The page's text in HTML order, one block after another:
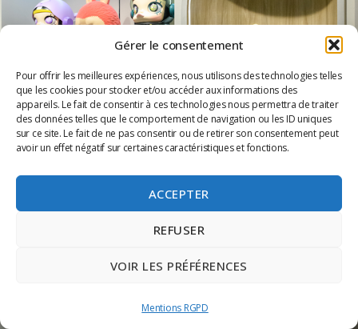
Gérer le consentement
Pour offrir les meilleures expériences, nous utilisons des technologies telles
que les cookies pour stocker et/ou accéder aux informations des
appareils. Le fait de consentir à ces technologies nous permettra de traiter
des données telles que le comportement de navigation ou les ID uniques
sur ce site. Le fait de ne pas consentir ou de retirer son consentement peut
avoir un effet négatif sur certaines caractéristiques et fonctions.
ACCEPTER
REFUSER
VOIR LES PRÉFÉRENCES
Mentions RGPD